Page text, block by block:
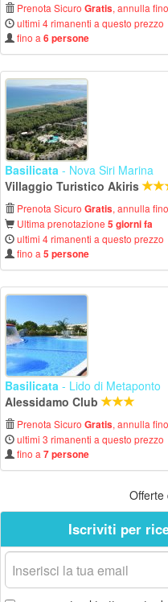
Prenota Sicuro Gratis, annulla
ultimi 4 rimanenti a questo prezzo
fino a 6 persone
Basilicata - Nova Siri Marina
Villaggio Turistico Akiris
Prenota Sicuro Gratis, annulla
Ultima prenotazione 5 giorni fa
ultimi 4 rimanenti a questo prezzo
fino a 5 persone
Basilicata - Lido di Metaponto
Alessidamo Club
Prenota Sicuro Gratis, annulla
ultimi 3 rimanenti a questo prezzo
fino a 7 persone
Offerte
Iscriviti per
La
tua
email